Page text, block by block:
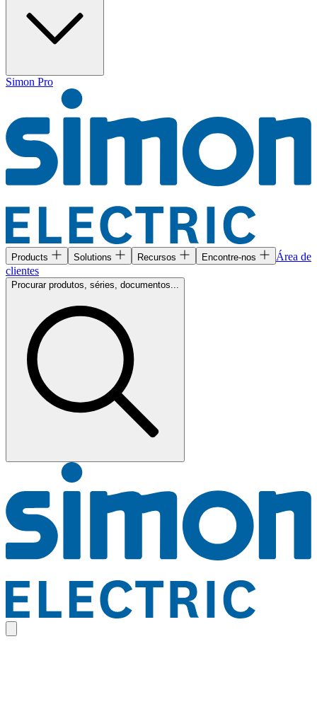
Simon Pro
Products Solutions Recursos Encontre-nos
Área de
clientes
Procurar produtos, séries, documentos...